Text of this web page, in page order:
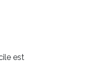
est